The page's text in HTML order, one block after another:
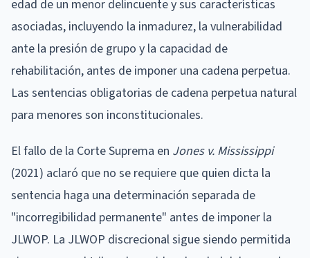
edad de un menor delincuente y sus características
asociadas, incluyendo la inmadurez, la vulnerabilidad
ante la presión de grupo y la capacidad de
rehabilitación, antes de imponer una cadena perpetua.
Las sentencias obligatorias de cadena perpetua natural
para menores son inconstitucionales.
El fallo de la Corte Suprema en Jones v. Mississippi
(2021) aclaró que no se requiere que quien dicta la
sentencia haga una determinación separada de
"incorregibilidad permanente" antes de imponer la
JLWOP. La JLWOP discrecional sigue siendo permitida